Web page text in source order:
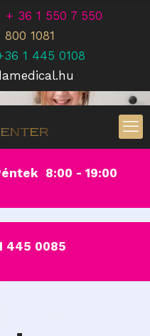
+ 36 1 550 7 550
800 1081
1 445 0108
8:00 - 19:00
445 0085